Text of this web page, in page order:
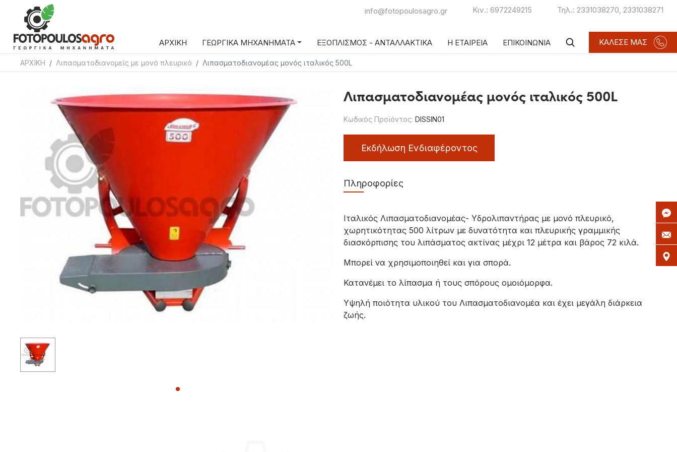
info@fotopoulosagro.gr Κιν.:6972249215 Τηλ.:2331038270,2331038271
ΑΡΧΙΚΗ ΓΕΩΡΓΙΚΑ ΜΗΧΑΝΗΜΑΤΑ ΕΞΟΠΛΙΣΜΟΣ - ΑΝΤΑΛΛΑΚΤΙΚΑ Η ΕΤΑΙΡΕΙΑ ΕΠΙΚΟΙΝΩΝΙΑ ΚΑΛΕΣΕ ΜΑΣ
ΑΡΧΙΚΗ Λιπασματοδιανομείς με μονό πλευρικό Λιπασματοδιανομέας μονός ιταλικός 500L
Λιπασματοδιανομέας μονός ιταλικός 500L
Κωδικός Προϊόντος: DISSIN01
Εκδήλωση Ενδιαφέροντος
Πληροφορίες
Ιταλικός Λιπασματοδιανομέας- Υδρολιπαντήρας με μονό πλευρικό,
χωρητικότητας 500 λίτρων με δυνατότητα και πλευρικής γραμμικής
διασκόρπισης του λιπάσματος ακτίνας μέχρι 12 μέτρα και βάρος 72 κιλά.
Μπορεί να χρησιμοποιηθεί και για σπορά.
Κατανέμει το λίπασμα ή τους σπόρους ομοιόμορφα.
Υψηλή ποιότητα υλικού του Λιπασματοδιανομέα και έχει μεγάλη διάρκεια
ζωής.